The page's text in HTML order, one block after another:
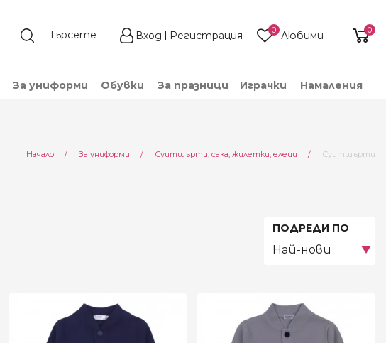
Вход Регистрация Любими
0 0
За униформи Обувки За празници Играчки Намаления
Начало За униформи Суитшърти, сака, жилетки, елеци Current:
Суитшърти
ПОДРЕДИ ПО